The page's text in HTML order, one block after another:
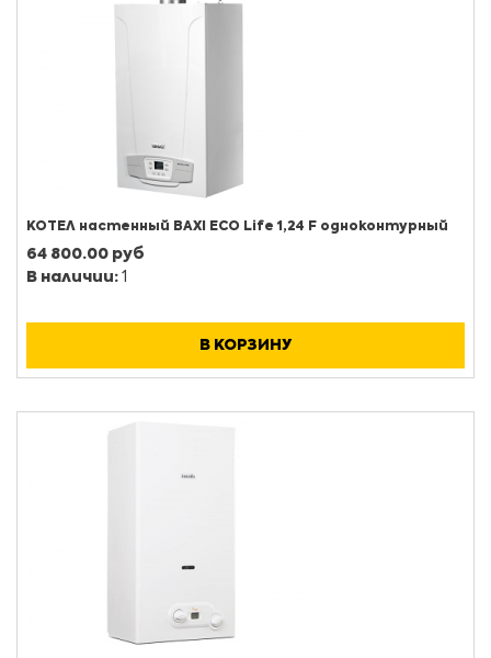
КОТЕЛ настенный BAXI ECO Life 1,24 F одноконтурный
64 800.00 руб
В наличии: 1
В КОРЗИНУ